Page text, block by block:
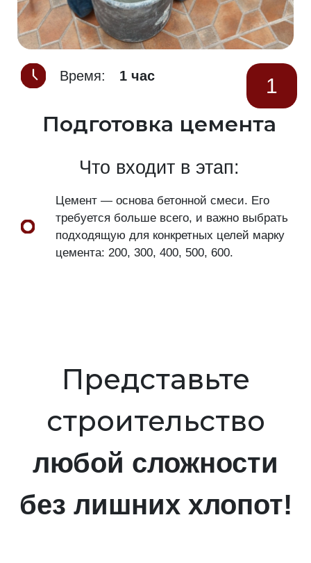
Время: 1 час 1
Подготовка цемента
Что входит в этап:
Цемент — основа бетонной смеси. Его
требуется больше всего, и важно выбрать
подходящую для конкретных целей марку
цемента: 200, 300, 400, 500, 600.
Представьте
строительство
любой сложности
без лишних хлопот!